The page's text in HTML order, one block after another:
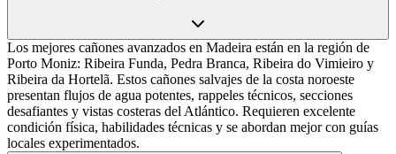
Los mejores cañones avanzados en Madeira están en la región de
Porto Moniz: Ribeira Funda, Pedra Branca, Ribeira do Vimieiro y
Ribeira da Hortelã. Estos cañones salvajes de la costa noroeste
presentan flujos de agua potentes, rappeles técnicos, secciones
desafiantes y vistas costeras del Atlántico. Requieren excelente
condición física, habilidades técnicas y se abordan mejor con guías
locales experimentados.